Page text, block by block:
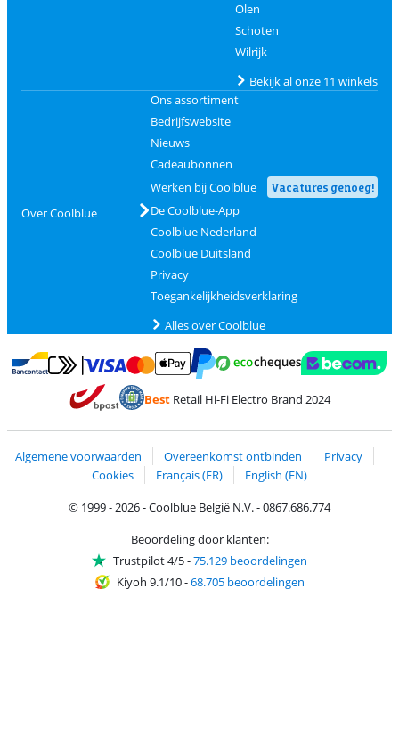
Olen
Schoten
Wilrijk
Bekijk al onze 11 winkels
Over Coolblue
Ons assortiment
Bedrijfswebsite
Nieuws
Cadeaubonnen
Werken bij Coolblue
Vacatures genoeg!
De Coolblue-App
Coolblue Nederland
Coolblue Duitsland
Privacy
Toegankelijkheidsverklaring
Alles over Coolblue
Betalen met Bancontact
Betalen met MasterCard en Visa via ClickToPay
Betalen met PayPal
BestRetail Hi-Fi Electro Brand 2024
Algemene voorwaarden Overeenkomst ontbinden
Privacy
Cookies
Français (FR)
English (EN)
© 1999 - 2026 - Coolblue België N.V. - 0867.686.774
Beoordeling door klanten:
Trustpilot 4/5-75.129 beoordelingen
Kiyoh 9.1/10-68.705 beoordelingen